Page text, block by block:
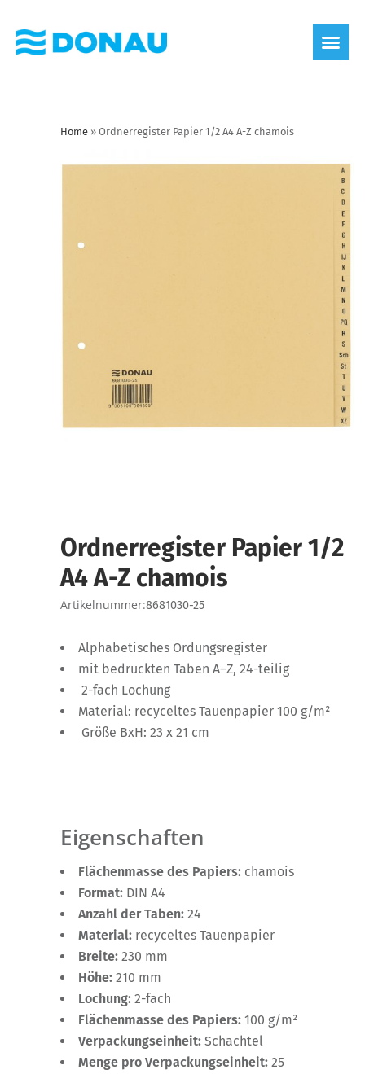
Home » Ordnerregister Papier 1/2 A4 A-Z chamois
Ordnerregister Papier 1/2
A4 A-Z chamois
Artikelnummer:8681030-25
Alphabetisches Ordungsregister
mit bedruckten Taben A–Z, 24-teilig
2-fach Lochung
Material: recyceltes Tauenpapier 100 g/m²
Größe BxH: 23 x 21 cm
Eigenschaften
Flächenmasse des Papiers: chamois
Format: DIN A4
Anzahl der Taben: 24
Material: recyceltes Tauenpapier
Breite: 230 mm
Höhe: 210 mm
Lochung: 2-fach
Flächenmasse des Papiers: 100 g/m²
Verpackungseinheit: Schachtel
Menge pro Verpackungseinheit: 25